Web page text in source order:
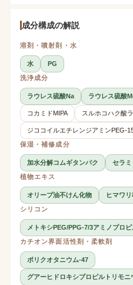
成分構成の解説
溶剤・噴射剤・水
水
PG
洗浄成分
ラウレス硫酸Na ラウレス硫酸
コカミドMIPA スルホコハク酸
ジココイルエチレンジアミンPEG-
保湿・補修成分
加水分解コムギタンパク
セラミ
植物エキス
オリーブ油不けん化物
ヒマワ
シリコン
メトキシPEG/PPG-7/3アミノプロ
カチオン界面活性剤・柔軟剤
ポリクオタニウム-47
グアーヒドロキシプロピルトリモニ